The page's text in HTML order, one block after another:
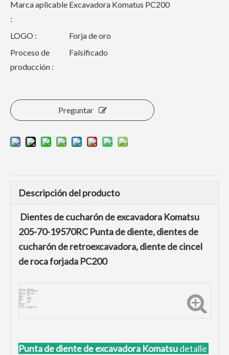
Marca aplicable
:
Excavadora Komatus PC200
LOGO :
Forja de oro
Proceso de
producción :
Falsificado
Preguntar
Descripción del producto
Dientes de cucharón de excavadora Komatsu
205-70-19570RC Punta de diente, dientes de
cucharón de retroexcavadora, diente de cincel
de roca forjada PC200
Marca compatible:
Excavadora Komatsu
Forjar
De tensión:
1450MPA
Impacto:
Ofrecer servicio
Detalle de Envio:
Punta de diente de excavadora Komatsudetalle